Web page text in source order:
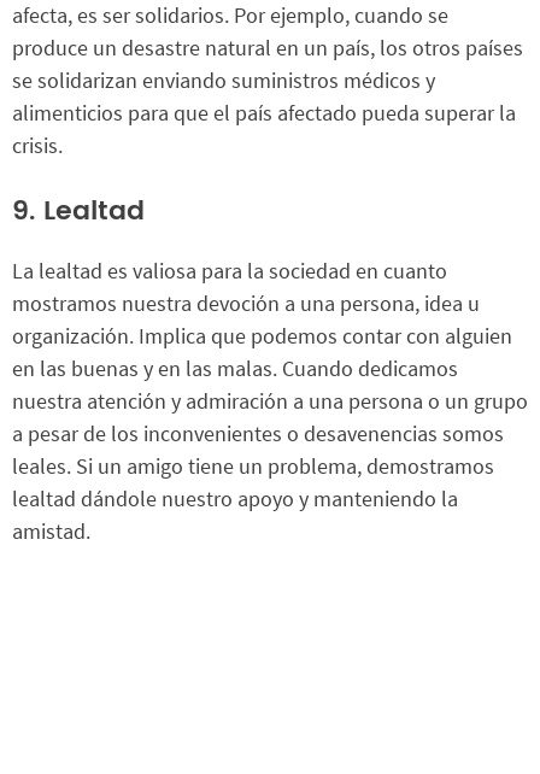
afecta, es ser solidarios. Por ejemplo, cuando se
produce un desastre natural en un país, los otros países
se solidarizan enviando suministros médicos y
alimenticios para que el país afectado pueda superar la
crisis.
9. Lealtad
La lealtad es valiosa para la sociedad en cuanto
mostramos nuestra devoción a una persona, idea u
organización. Implica que podemos contar con alguien
en las buenas y en las malas. Cuando dedicamos
nuestra atención y admiración a una persona o un grupo
a pesar de los inconvenientes o desavenencias somos
leales. Si un amigo tiene un problema, demostramos
lealtad dándole nuestro apoyo y manteniendo la
amistad.